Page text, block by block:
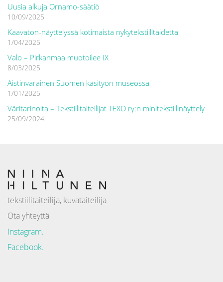
Uusia alkuja Ornamo-säätiö
10/09/2025
Kaavaton-näyttelyssä kotimaista nykytekstiilitaidetta
1/04/2025
Valo – Pirkanmaa muotoilee IX
8/03/2025
Aistinvarainen Suomen käsityön museossa
1/01/2025
Väritarinoita – Tekstiilitaiteilijat TEXO ry:n minitekstiilinäyttely
25/09/2024
tekstiilitaiteilija, kuvataiteilija
Ota yhteyttä
Instagram.
Facebook.